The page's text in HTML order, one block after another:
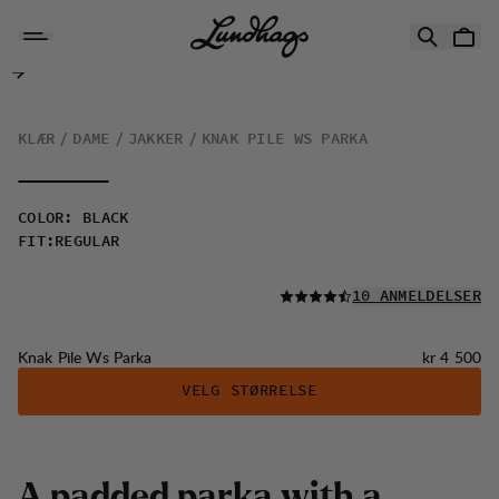
Knak Pile Ws Parka
KLÆR DAME JAKKER KNAK PILE WS PARKA
COLOR :
BLACK
FIT: REGULAR
LES ALLE
10 ANMELDELSER
Knak Pile Ws Parka Pris:
kr 4 500
VELG STØRRELSE